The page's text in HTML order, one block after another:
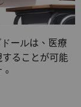
ドールは、医療
ることが可能